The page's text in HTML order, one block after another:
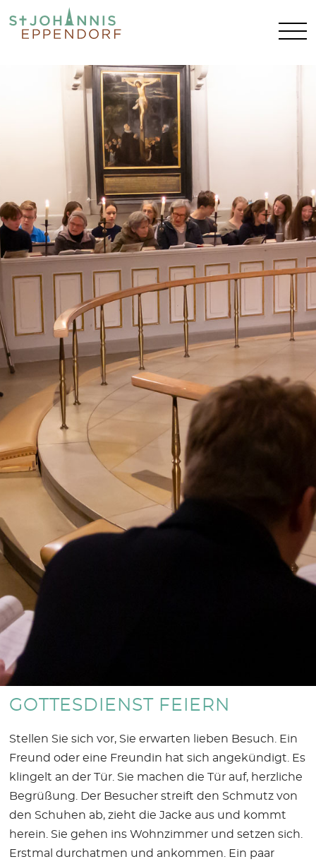
GOTTESDIENST FEIERN
Stellen Sie sich vor, Sie erwarten lieben Besuch. Ein
Freund oder eine Freundin hat sich angekündigt. Es
klingelt an der Tür. Sie machen die Tür auf, herzliche
Begrüßung. Der Besucher streift den Schmutz von
den Schuhen ab, zieht die Jacke aus und kommt
herein. Sie gehen ins Wohnzimmer und setzen sich.
Erstmal durchatmen und ankommen. Ein paar